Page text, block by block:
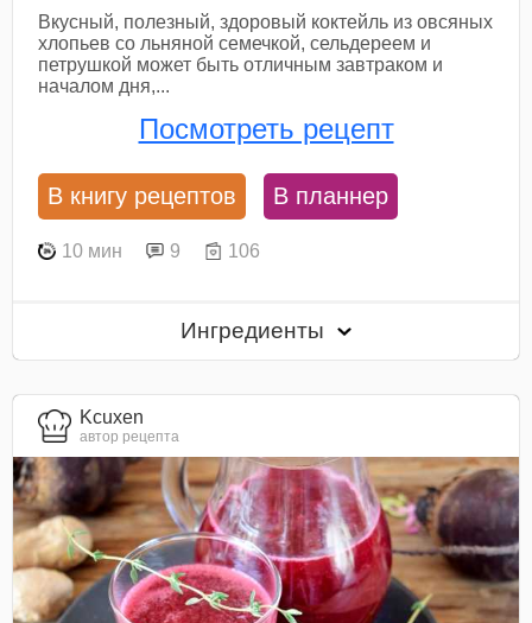
Вкусный, полезный, здоровый коктейль из овсяных
хлопьев со льняной семечкой, сельдереем и
петрушкой может быть отличным завтраком и
началом дня,...
Посмотреть рецепт
В книгу рецептов В планнер
10 мин 9 106
Ингредиенты
Kcuxen
автор рецепта